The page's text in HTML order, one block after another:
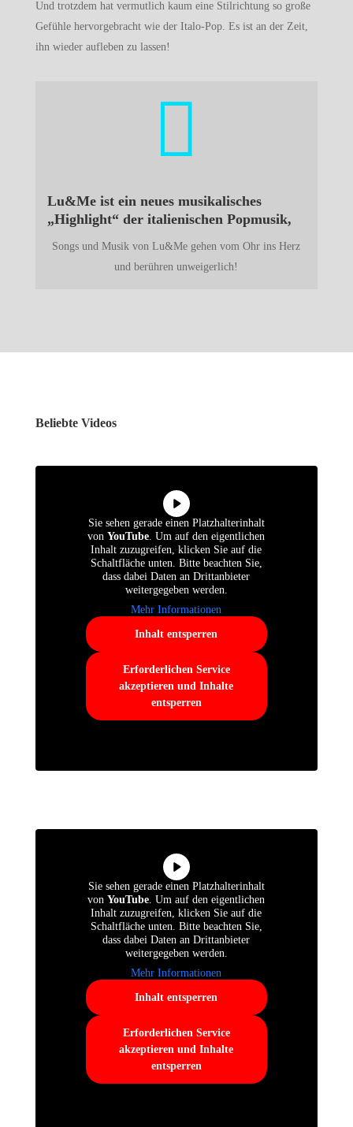
Und trotzdem hat vermutlich kaum eine Stilrichtung so große
Gefühle hervorgebracht wie der Italo-Pop. Es ist an der Zeit,
ihn wieder aufleben zu lassen!

Lu&Me ist ein neues musikalisches
„Highlight“ der italienischen Popmusik,
Songs und Musik von Lu&Me gehen vom Ohr ins Herz
und berühren unweigerlich!
Beliebte Videos
Sie sehen gerade einen Platzhalterinhalt
vonYouTube . Um auf den eigentlichen
Inhalt zuzugreifen, klicken Sie auf die
Schaltfläche unten. Bitte beachten Sie,
dass dabei Daten an Drittanbieter
weitergegeben werden.
Mehr Informationen
Inhalt entsperren
Erforderlichen Service
akzeptieren und Inhalte
entsperren
Sie sehen gerade einen Platzhalterinhalt
vonYouTube . Um auf den eigentlichen
Inhalt zuzugreifen, klicken Sie auf die
Schaltfläche unten. Bitte beachten Sie,
dass dabei Daten an Drittanbieter
weitergegeben werden.
Mehr Informationen
Inhalt entsperren
Erforderlichen Service
akzeptieren und Inhalte
entsperren